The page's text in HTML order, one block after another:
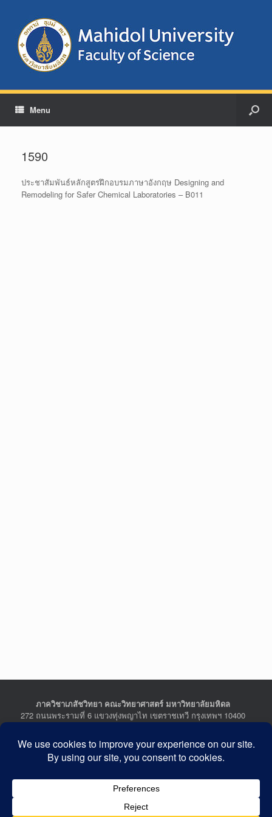
Menu
1590
ประชาสัมพันธ์หลักสูตรฝึกอบรมภาษาอังกฤษ Designing and
Remodeling for Safer Chemical Laboratories – B011
ภาควิชาเภสัชวิทยา คณะวิทยาศาสตร์ มหาวิทยาลัยมหิดล
272 ถนนพระรามที่ 6 แขวงทุ่งพญาไท เขตราชเทวี กรุงเทพฯ 10400
Department of Pharmacology, Faculty of Science, Mahidol
University
272 Rama VI Road, Ratchathewi District, Bangkok 10400
Tel : +662-201-5641-2, Fax : +662-354-7157